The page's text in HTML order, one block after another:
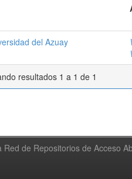
del Azuay
resultados 1 a 1 de 1
de Repositorios de Acceso